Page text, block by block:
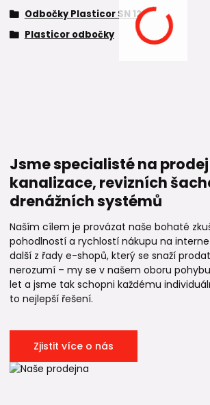
Odbočky Plasticor SN 12
Plasticor odbočky
Jsme specialisté na
kanalizace, revizních
drenážních systémů
Naším cílem je provázat naše bohaté
pohodlností a rychlostí nákupu na
další z řady e-shopů, který se snaží
nerozumí – my se v našem oboru
let a jsme tak schopni každému
to nejlepší řešení.
Zjistit více o nás